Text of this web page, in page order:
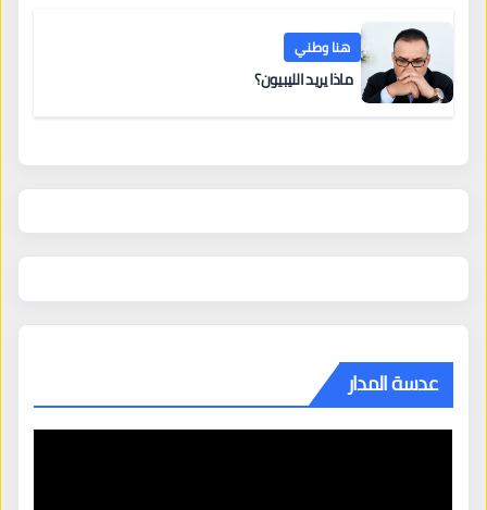
هنا وطني
ماذا يريد الليبيون؟
عدسة المدار